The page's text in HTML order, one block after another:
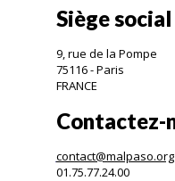
Siège social
9, rue de la Pompe
75116 - Paris
FRANCE
Contactez-
contact@malpaso.org
01.75.77.24.00